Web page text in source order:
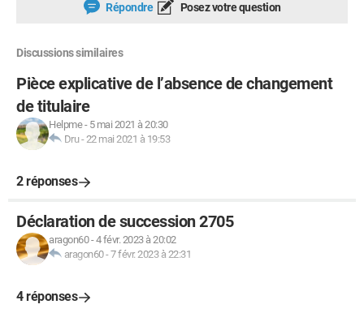
Répondre Posez votre question
Discussions similaires
Pièce explicative de l’absence de changement
de titulaire
Helpme- 5 mai 2021 à 20:30
Dru-22 mai 2021 à 19:53
2 réponses
Déclaration de succession 2705
aragon60-4 févr. 2023 à 20:02
aragon60-7 févr. 2023 à 22:31
4 réponses